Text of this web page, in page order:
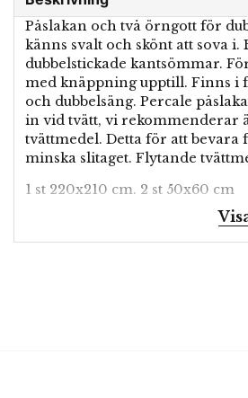
Påslakan och två örngott för
känns svalt och skönt att sova i.
dubbelstickade kantsömmar.
med knäppning upptill. Finns i
och dubbelsäng. Percale
in vid tvätt, vi rekommenderar
tvättmedel. Detta för att bevara
minska slitaget. Flytande
1 st 220x210 cm. 2 st 50x60 cm